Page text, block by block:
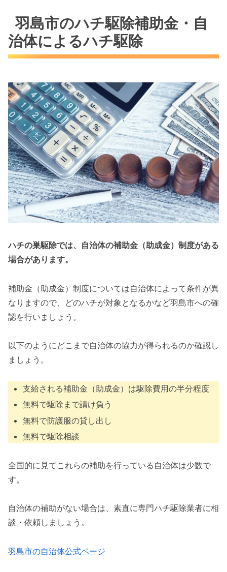
羽島市のハチ駆除補助金・自
治体によるハチ駆除
ハチの巣駆除では、自治体の補助金（助成金）制度がある
場合があります。
補助金（助成金）制度については自治体によって条件が異
なりますので、どのハチが対象となるかなど羽島市への確
認を行いましょう。
以下のようにどこまで自治体の協力が得られるのか確認し
ましょう。
支給される補助金（助成金）は駆除費用の半分程度
無料で駆除まで請け負う
無料で防護服の貸し出し
無料で駆除相談
全国的に見てこれらの補助を行っている自治体は少数で
す。
自治体の補助がない場合は、素直に専門ハチ駆除業者に相
談・依頼しましょう。
羽島市の自治体公式ページ